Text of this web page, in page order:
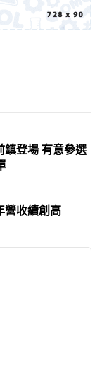
鎮登場 有意參選
營收續創高